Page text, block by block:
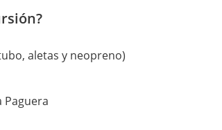
aletas y neopreno)